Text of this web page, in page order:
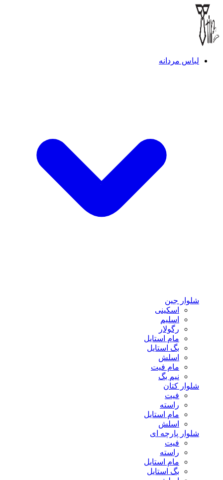
لباس مردانه
شلوار جین
اسکینی
اسلیم
رگولار
مام استایل
بگ استایل
اسلش
مام فیت
نیم بگ
شلوار کتان
فیت
راسته
مام استایل
اسلش
شلوار پارچه ای
فیت
راسته
مام استایل
بگ استایل